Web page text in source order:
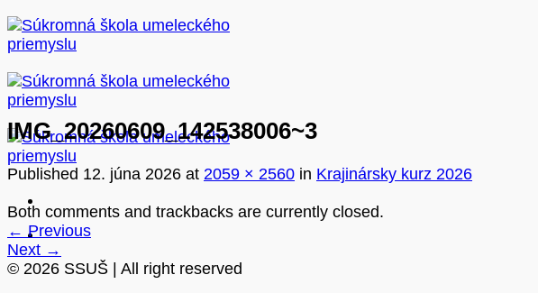
Skip
to
content
IMG_20260609_142538006~3
Published 12. júna 2026 at 2059 × 2560 in Krajinársky kurz 2026
Both comments and trackbacks are currently closed.
← Previous
Next →
© 2026 SSUŠ | All right reserved